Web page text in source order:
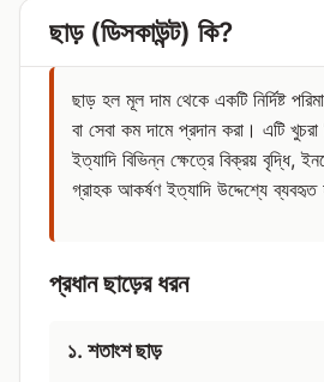
ছাড় (ডিসকাউন্ট) কি?
ছাড় হল মূল দাম থেকে একটি নির্দিষ্ট
বা সেবা কম দামে প্রদান করা। এটি খুচরা
ইত্যাদি বিভিন্ন ক্ষেত্রে বিক্রয় বৃদ্ধি,
গ্রাহক আকর্ষণ ইত্যাদি উদ্দেশ্যে ব্যবহৃত
প্রধান ছাড়ের ধরন
১. শতাংশ ছাড়